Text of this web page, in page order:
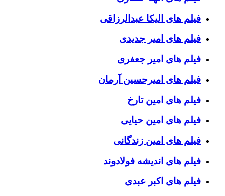
فیلم های الیکا عبدالرزاقی
فیلم های امیر جدیدی
فیلم های امیر جعفری
فیلم های امیرحسین آرمان
فیلم های امین تارخ
فیلم های امین حیایی
فیلم های امین زندگانی
فیلم های اندیشه فولادوند
فیلم های اکبر عبدی